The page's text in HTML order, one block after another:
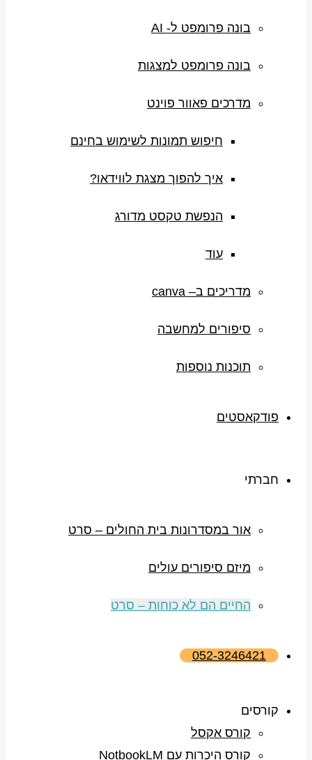
בונה פרומפט ל- AI
בונה פרומפט למצגות
מדרכים פאוור פוינט
חיפוש תמונות לשימוש בחינם
איך להפוך מצגת לווידאו?
הנפשת טקסט מדורג
עוד
מדריכים ב– canva
סיפורים למחשבה
תוכנות נוספות
פודקאסטים
חברתי
אור במסדרונות בית החולים – סרט
מיזם סיפורים עולים
החיים הם לא כוחות – סרט
052-3246421
קורסים
קורס אקסל
קורס היכרות עם NotbookLM